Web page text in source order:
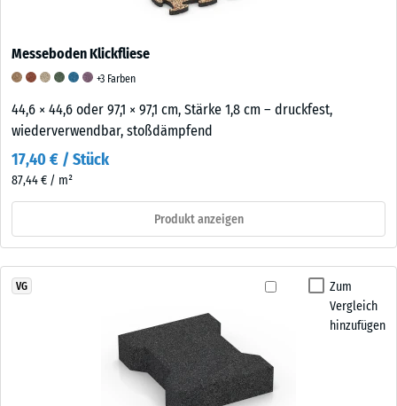
Messeboden Klickfliese
+3 Farben
44,6 × 44,6 oder 97,1 × 97,1 cm, Stärke 1,8 cm – druckfest,
wiederverwendbar, stoßdämpfend
17,40 € / Stück
87,44 € / m²
Produkt anzeigen
Zum
Vergleich
hinzufügen
VG